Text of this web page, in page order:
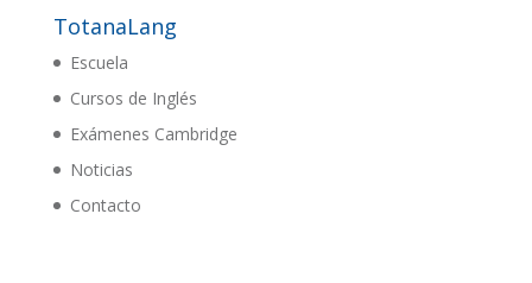
TotanaLang
Escuela
Cursos de Inglés
Exámenes Cambridge
Noticias
Contacto